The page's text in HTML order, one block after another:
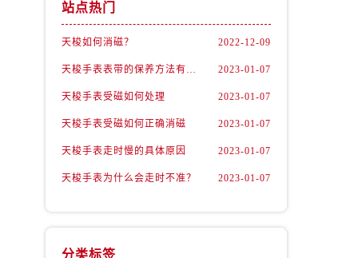
站点热门
天梭如何消磁？ 2022-12-09
天梭手表表带的保养方法有哪些？ 2023-01-07
天梭手表受磁如何处理 2023-01-07
天梭手表受磁如何正确消磁 2023-01-07
天梭手表走时慢的具体原因 2023-01-07
天梭手表为什么会走时不准？ 2023-01-07
分类标签